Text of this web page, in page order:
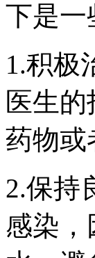
下是一
1.积极
医生
药物或
2.保持
感染，